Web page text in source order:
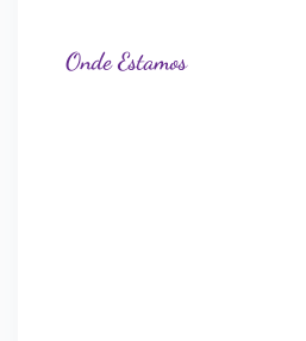
Onde Estamos